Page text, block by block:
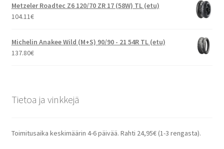
Metzeler Roadtec Z6 120/70 ZR 17 (58W) TL (etu)
104.11€
Michelin Anakee Wild (M+S) 90/90 - 21 54R TL (etu)
137.80€
Tietoa ja vinkkejä
Toimitusaika keskimäärin 4-6 päivää. Rahti 24,95€ (1-3 rengasta).